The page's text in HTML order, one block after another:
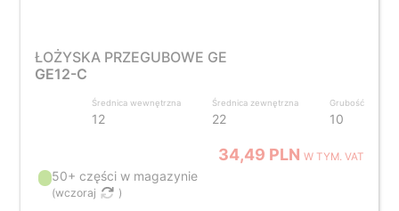
ŁOŻYSKA PRZEGUBOWE GE
GE12-C
Średnica wewnętrzna
12
Średnica zewnętrzna
22
Grubość
10
34,49 PLNW TYM. VAT
50+ części w magazynie
(wczoraj )